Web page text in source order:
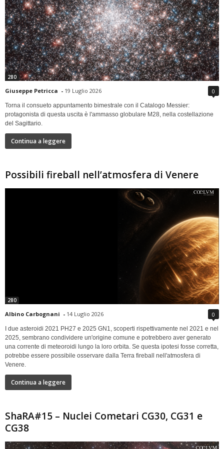
280
Giuseppe Petricca - 19 Luglio 2026 0
Torna il consueto appuntamento bimestrale con il Catalogo Messier:
protagonista di questa uscita è l'ammasso globulare M28, nella costellazione
del Sagittario.
Continua a leggere
Possibili fireball nell’atmosfera di Venere
280
Albino Carbognani - 14 Luglio 2026 0
I due asteroidi 2021 PH27 e 2025 GN1, scoperti rispettivamente nel 2021 e nel
2025, sembrano condividere un'origine comune e potrebbero aver generato
una corrente di meteoroidi lungo la loro orbita. Se questa ipotesi fosse corretta,
potrebbe essere possibile osservare dalla Terra fireball nell'atmosfera di
Venere.
Continua a leggere
ShaRA#15 – Nuclei Cometari CG30, CG31 e
CG38